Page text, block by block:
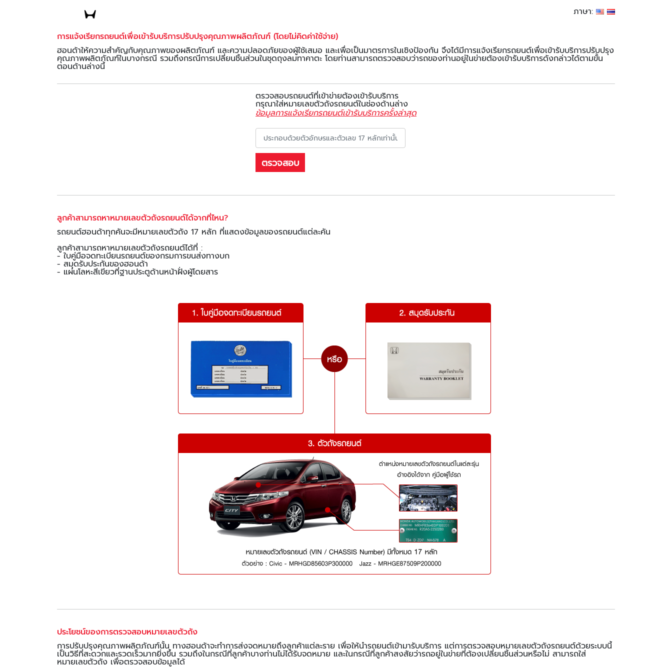
ภาษา:
การแจ้งเรียกรถยนต์เพื่อเข้ารับบริการปรับปรุงคุณภาพผลิตภัณฑ์ (โดยไม่คิดค่าใช้จ่าย)
ฮอนด้าให้ความสำคัญกับคุณภาพของผลิตภัณฑ์ และความปลอดภัยของผู้ใช้เสมอ และเพื่อเป็นมาตรการในเชิงป้องกัน จึงได้มีการแจ้งเรียกรถยนต์เพื่อเข้ารับบริการปรับปรุง
คุณภาพผลิตภัณฑ์ในบางกรณี รวมถึงกรณีการเปลี่ยนชิ้นส่วนในชุดถุงลมทาคาตะ โดยท่านสามารถตรวจสอบว่ารถของท่านอยู่ในข่ายต้องเข้ารับบริการดังกล่าวได้ตามขั้น
ตอนด้านล่างนี้
ตรวจสอบรถยนต์ที่เข้าข่ายต้องเข้ารับบริการ
กรุณาใส่หมายเลขตัวถังรถยนต์ในช่องด้านล่าง
ข้อมูลการแจ้งเรียกรถยนต์เข้ารับบริการครั้งล่าสุด
ลูกค้าสามารถหาหมายเลขตัวถังรถยนต์ได้จากที่ไหน?
รถยนต์ฮอนด้าทุกคันจะมีหมายเลขตัวถัง 17 หลัก ที่แสดงข้อมูลของรถยนต์แต่ละคัน
ลูกค้าสามารถหาหมายเลขตัวถังรถยนต์ได้ที่ :
- ใบคู่มือจดทะเบียนรถยนต์ของกรมการขนส่งทางบก
- สมุดรับประกันของฮอนด้า
- แผ่นโลหะสีเขียวที่ฐานประตูด้านหน้าฝั่งผู้โดยสาร
ประโยชน์ของการตรวจสอบหมายเลขตัวถัง
การปรับปรุงคุณภาพผลิตภัณฑ์นั้น ทางฮอนด้าจะทำการส่งจดหมายถึงลูกค้าแต่ละราย เพื่อให้นำรถยนต์เข้ามารับบริการ แต่การตรวจสอบหมายเลขตัวถังรถยนต์ด้วยระบบนี้
เป็นวิธีที่สะดวกและรวดเร็วมากยิ่งขึ้น รวมถึงในกรณีที่ลูกค้าบางท่านไม่ได้รับจดหมาย และในกรณีที่ลูกค้าสงสัยว่ารถอยู่ในข่ายที่ต้องเปลี่ยนชิ้นส่วนหรือไม่ สามารถใส่
หมายเลขตัวถัง เพื่อตรวจสอบข้อมูลได้